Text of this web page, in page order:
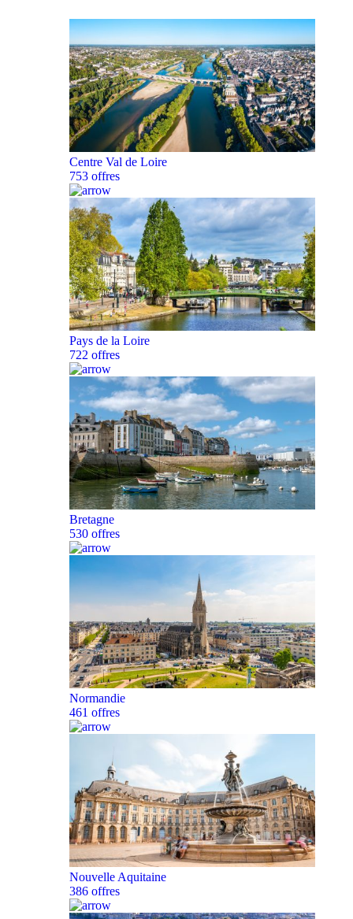
Centre Val de Loire
753 offres
Pays de la Loire
722 offres
Bretagne
530 offres
Normandie
461 offres
Nouvelle Aquitaine
386 offres